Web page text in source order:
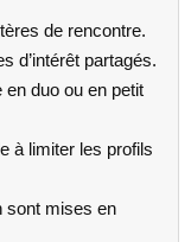
de rencontre.
d’intérêt partagés.
duo ou en petit
à limiter les profils
sont mises en